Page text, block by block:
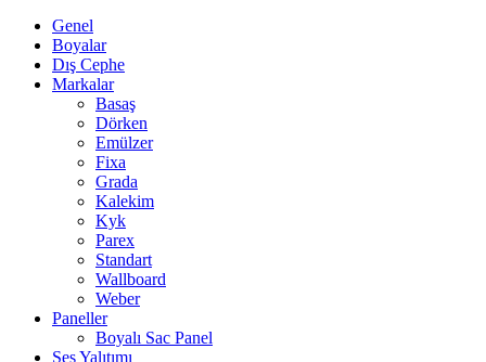
Genel
Boyalar
Dış Cephe
Markalar
Basaş
Dörken
Emülzer
Fixa
Grada
Kalekim
Kyk
Parex
Standart
Wallboard
Weber
Paneller
Boyalı Sac Panel
Ses Yalıtımı